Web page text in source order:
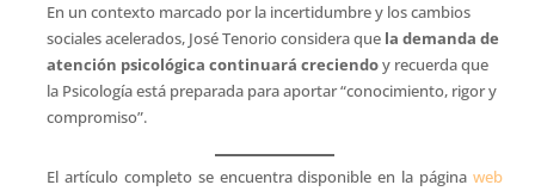
En un contexto marcado por la incertidumbre y los cambios
sociales acelerados, José Tenorio considera que la demanda de
atención psicológica continuará creciendoy recuerda que
la Psicología está preparada para aportar “conocimiento, rigor y
compromiso”.
El artículo completo se encuentra disponible en la páginaweb